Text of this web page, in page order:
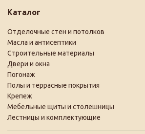
Каталог
Отделочные стен и потолков
Масла и антисептики
Строительные материалы
Двери и окна
Погонаж
Полы и террасные покрытия
Крепеж
Мебельные щиты и столешницы
Лестницы и комплектующие